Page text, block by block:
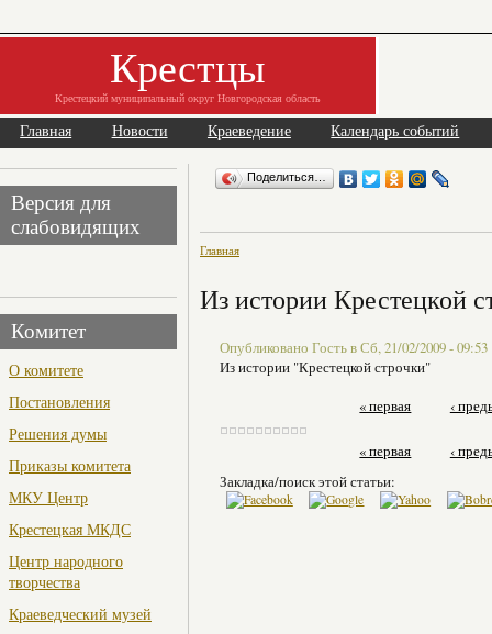
Крестцы
Крестецкий муниципальный округ Новгородская область
Главная Новости Краеведение Календарь событий
Версия для
слабовидящих
Комитет
О комитете
Постановления
Решения думы
Приказы комитета
МКУ Центр
Крестецкая МКДС
Центр народного
творчества
Краеведческий музей
Поделиться…
Главная
Из истории Крестецкой
Опубликовано Гость в Сб, 21/02/2009 - 09:53
Из истории "Крестецкой строчки"
« первая
‹
« первая
‹
Закладка/поиск этой статьи: